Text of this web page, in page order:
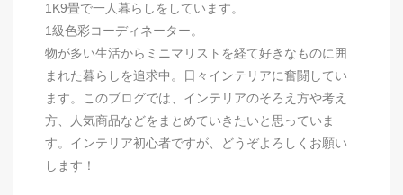
1K9畳で一人暮らしをしています。
1級色彩コーディネーター。
物が多い生活からミニマリストを経て好きなものに囲
まれた暮らしを追求中。日々インテリアに奮闘してい
ます。このブログでは、インテリアのそろえ方や考え
方、人気商品などをまとめていきたいと思っていま
す。インテリア初心者ですが、どうぞよろしくお願い
します！